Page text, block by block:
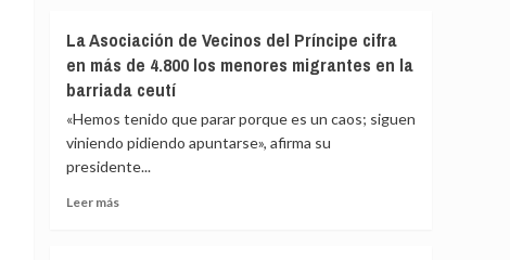
pide
expulsar
de
a
los
migrantes
siguen
La Asociación de Vecinos del Príncipe cifra
en más de 4.800 los menores migrantes en la
barriada ceutí
«Hemos tenido que parar porque es un caos; siguen
viniendo pidiendo apuntarse», afirma su
presidente...
Leer másLeer